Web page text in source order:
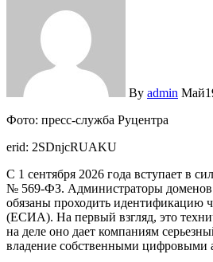
By admin
Фото: пресс-служба Руцентра
erid: 2SDnjcRUAKU
С 1 сентября 2026 года вступает в
№ 569-ФЗ. Администраторы доменов
обязаны проходить идентификацию
(ЕСИА). На первый взгляд, это
на деле оно дает компаниям
владение собственными цифровыми